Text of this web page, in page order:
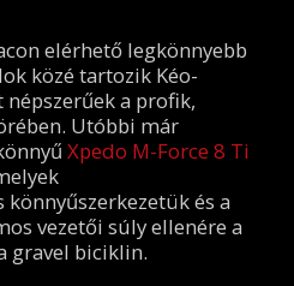
elérhető legkönnyebb
közé tartozik Kéo-
népszerűek a profik,
Utóbbi már
Xpedo M-Force 8 Ti
és a
vezetői súly ellenére a
gravel biciklin.